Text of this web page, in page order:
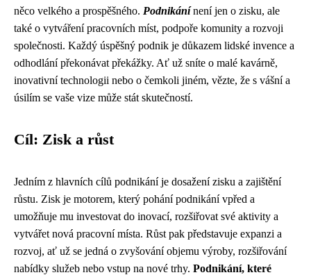
něco velkého a prospěšného. Podnikánínení jen o zisku, ale
také o vytváření pracovních míst, podpoře komunity a rozvoji
společnosti. Každý úspěšný podnik je důkazem lidské invence a
odhodlání překonávat překážky. Ať už sníte o malé kavárně,
inovativní technologii nebo o čemkoli jiném, vězte, že s vášní a
úsilím se vaše vize může stát skutečností.
Cíl: Zisk a růst
Jedním z hlavních cílů podnikání je dosažení zisku a zajištění
růstu. Zisk je motorem, který pohání podnikání vpřed a
umožňuje mu investovat do inovací, rozšiřovat své aktivity a
vytvářet nová pracovní místa. Růst pak představuje expanzi a
rozvoj, ať už se jedná o zvyšování objemu výroby, rozšiřování
nabídky služeb nebo vstup na nové trhy. Podnikání, které